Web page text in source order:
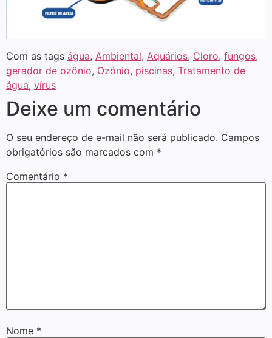
Com as tags água, Ambiental, Aquários, Cloro, fungos,
gerador de ozônio, Ozônio, piscinas, Tratamento de
água, vírus
Deixe um comentário
O seu endereço de e-mail não será publicado. Campos
obrigatórios são marcados com *
Comentário *
Nome *